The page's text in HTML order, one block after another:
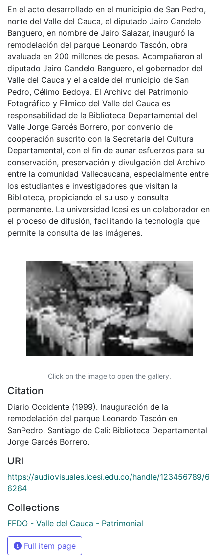
En el acto desarrollado en el municipio de San Pedro,
norte del Valle del Cauca, el diputado Jairo Candelo
Banguero, en nombre de Jairo Salazar, inauguró la
remodelación del parque Leonardo Tascón, obra
avaluada en 200 millones de pesos. Acompañaron al
diputado Jairo Candelo Banguero, el gobernador del
Valle del Cauca y el alcalde del municipio de San
Pedro, Célimo Bedoya. El Archivo del Patrimonio
Fotográfico y Fílmico del Valle del Cauca es
responsabilidad de la Biblioteca Departamental del
Valle Jorge Garcés Borrero, por convenio de
cooperación suscrito con la Secretaria del Cultura
Departamental, con el fin de aunar esfuerzos para su
conservación, preservación y divulgación del Archivo
entre la comunidad Vallecaucana, especialmente entre
los estudiantes e investigadores que visitan la
Biblioteca, propiciando el su uso y consulta
permanente. La universidad Icesi es un colaborador en
el proceso de difusión, facilitando la tecnología que
permite la consulta de las imágenes.
Click on the image to open the gallery.
Citation
Diario Occidente (1999). Inauguración de la
remodelación del parque Leonardo Tascón en
SanPedro. Santiago de Cali: Biblioteca Departamental
Jorge Garcés Borrero.
URI
https://audiovisuales.icesi.edu.co/handle/123456789/6
6264
Collections
FFDO - Valle del Cauca - Patrimonial
Full item page